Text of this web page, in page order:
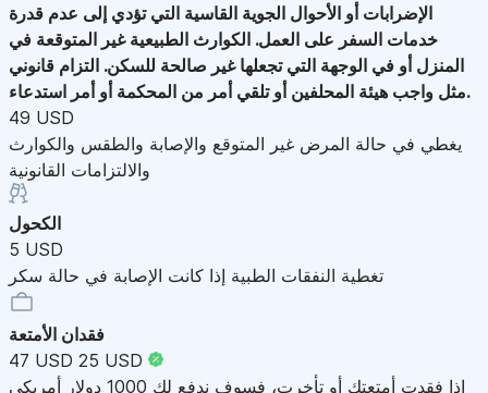
الإضرابات أو الأحوال الجوية القاسية التي تؤدي إلى عدم قدرة
خدمات السفر على العمل. الكوارث الطبيعية غير المتوقعة في
المنزل أو في الوجهة التي تجعلها غير صالحة للسكن. التزام قانوني
مثل واجب هيئة المحلفين أو تلقي أمر من المحكمة أو أمر استدعاء.
49 USD
يغطي في حالة المرض غير المتوقع والإصابة والطقس والكوارث
والالتزامات القانونية
الكحول
5 USD
تغطية النفقات الطبية إذا كانت الإصابة في حالة سكر
فقدان الأمتعة
47 USD 25 USD
إذا فقدت أمتعتك أو تأخرت، فسوف ندفع لك 1000 دولار أمريكي